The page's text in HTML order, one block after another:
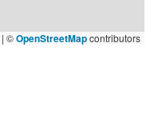
| ©OpenStreetMapcontributors